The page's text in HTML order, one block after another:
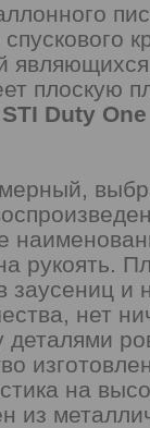
плоскую
Duty One
рукоять.
заусениц и
нет
на
из